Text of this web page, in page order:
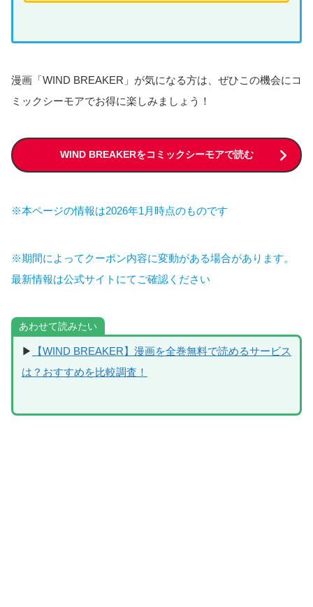
漫画「WIND BREAKER」が気になる方は、ぜひこの機会にコ
ミックシーモアでお得に楽しみましょう！
WIND BREAKERをコミックシーモアで読む
※本ページの情報は2026年1月時点のものです
※期間によってクーポン内容に変動がある場合があります。
最新情報は公式サイトにてご確認ください
あわせて読みたい
▶
【WIND BREAKER】漫画を全巻無料で読めるサービス
は？おすすめを比較調査！